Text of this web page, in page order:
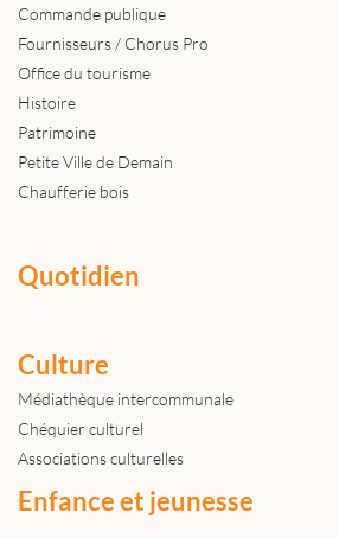
Commande publique
Fournisseurs / Chorus Pro
Office du tourisme
Histoire
Patrimoine
Petite Ville de Demain
Chaufferie bois
Quotidien
Culture
Médiathèque intercommunale
Chéquier culturel
Associations culturelles
Enfance et jeunesse